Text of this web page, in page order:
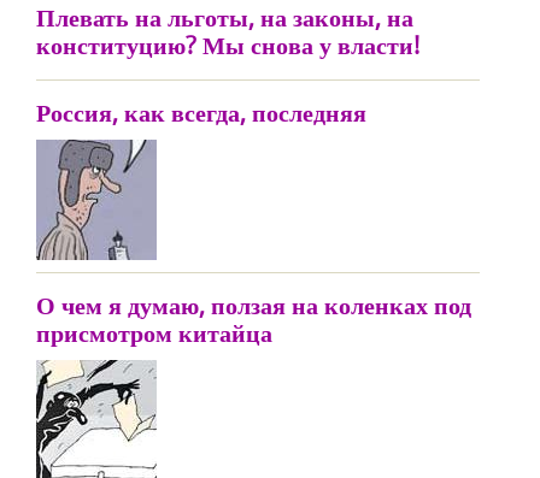
Плевать на льготы, на законы, на
конституцию? Мы снова у власти!
Россия, как всегда, последняя
О чем я думаю, ползая на коленках под
присмотром китайца